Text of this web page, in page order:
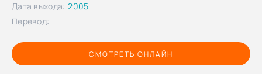
СМОТРЕТЬ ОНЛАЙН
Дата выхода: 2005
Перевод: